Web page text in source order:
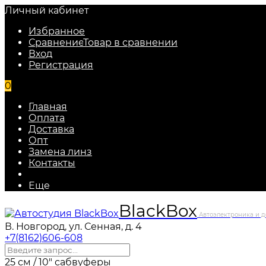
Личный кабинет
Избранное
СравнениеТовар в сравнении
Вход
Регистрация
0
Главная
Оплата
Доставка
Опт
Замена линз
Контакты
Еще
BlackBox Автоэлектроника и
В. Новгород, ул. Сенная, д. 4
+7(8162)606-608
25 см / 10" сабвуферы